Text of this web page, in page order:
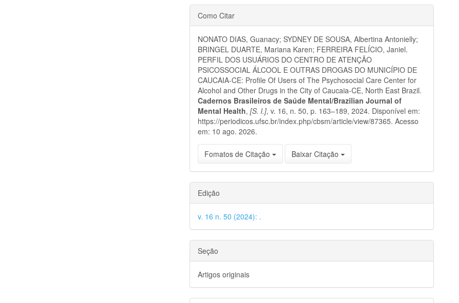
Detalhes
do
artigo
Como Citar
NONATO DIAS, Guanacy; SYDNEY DE SOUSA, Albertina Antonielly;
BRINGEL DUARTE, Mariana Karen; FERREIRA FELÍCIO, Janiel.
PERFIL DOS USUÁRIOS DO CENTRO DE ATENÇÃO
PSICOSSOCIAL ÁLCOOL E OUTRAS DROGAS DO MUNICÍPIO DE
CAUCAIA-CE: Profile Of Users of The Psychosocial Care Center for
Alcohol and Other Drugs in the City of Caucaia-CE, North East Brazil.
Cadernos Brasileiros de Saúde Mental/Brazilian Journal of
Mental Health,[S. l.], v. 16, n. 50, p. 163–189, 2024. Disponível em:
https://periodicos.ufsc.br/index.php/cbsm/article/view/87365. Acesso
em: 10 ago. 2026.
Fomatos de Citação Baixar Citação
Edição
v. 16 n. 50 (2024): .
Seção
Artigos originais